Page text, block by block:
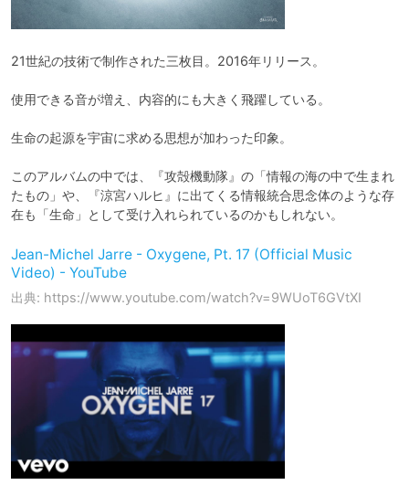
21世紀の技術で制作された三枚目。2016年リリース。
使用できる音が増え、内容的にも大きく飛躍している。
生命の起源を宇宙に求める思想が加わった印象。
このアルバムの中では、『攻殻機動隊』の「情報の海の中で生まれ
たもの」や、『涼宮ハルヒ』に出てくる情報統合思念体のような存
在も「生命」として受け入れられているのかもしれない。
Jean-Michel Jarre - Oxygene, Pt. 17 (Official Music
Video) - YouTube
出典: https://www.youtube.com/watch?v=9WUoT6GVtXI